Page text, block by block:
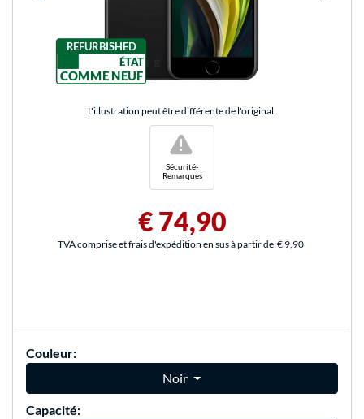
REFURBISHED
ÉTAT
COMME NEUF
L'illustration peut être différente de l'original.
Sécurité-
Remarques
!
€ 74,90
TVA comprise et frais d'expédition en sus à partir de € 9,90
Couleur:
Noir
Capacité: